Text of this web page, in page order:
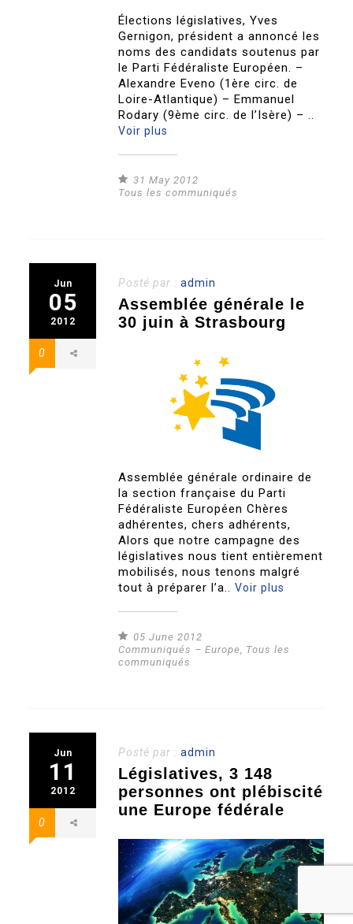
Élections législatives, Yves
Gernigon, président a annoncé les
noms des candidats soutenus par
le Parti Fédéraliste Européen. –
Alexandre Eveno (1ère circ. de
Loire-Atlantique) – Emmanuel
Rodary (9ème circ. de l’Isère) – ..
Voir plus
31 May 2012
Tous les communiqués
Jun
05
2012
0
Posté par :admin
Assemblée générale le
30 juin à Strasbourg
Assemblée générale ordinaire de
la section française du Parti
Fédéraliste Européen Chères
adhérentes, chers adhérents,
Alors que notre campagne des
législatives nous tient entièrement
mobilisés, nous tenons malgré
tout à préparer l’a..Voir plus
05 June 2012
Communiqués – Europe
Tous les
communiqués
Jun
11
2012
0
Posté par :admin
Législatives, 3 148
personnes ont plébiscité
une Europe fédérale